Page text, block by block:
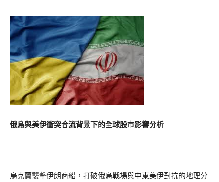
俄烏與美伊衝突合流背景下的全球股市影響分析
烏克蘭襲擊伊朗商船，打破俄烏戰場與中東美伊對抗的地理分